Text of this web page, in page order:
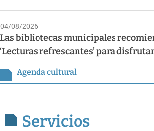
04/08/2026
Las bibliotecas municipales
‘Lecturas refrescantes’ para
Agenda cultural
Servicios